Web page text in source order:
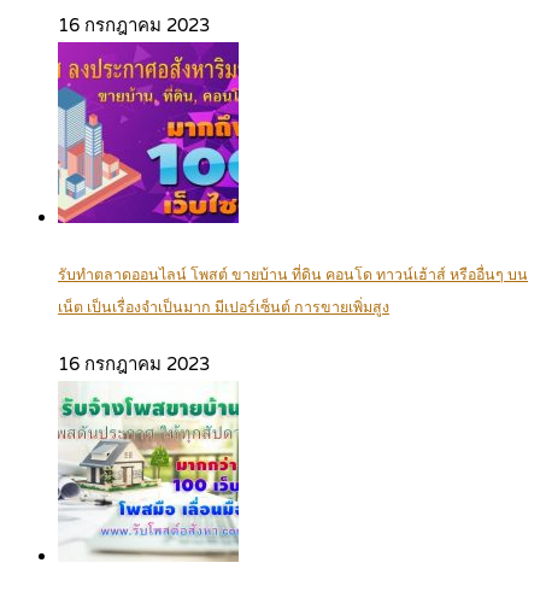
16 กรกฎาคม 2023
รับทำตลาดออนไลน์ โพสต์ ขายบ้าน ที่ดิน คอนโด ทาวน์เฮ้าส์ หรืออื่นๆ บน
เน็ต เป็นเรื่องจำเป็นมาก มีเปอร์เซ็นต์ การขายเพิ่มสูง
16 กรกฎาคม 2023